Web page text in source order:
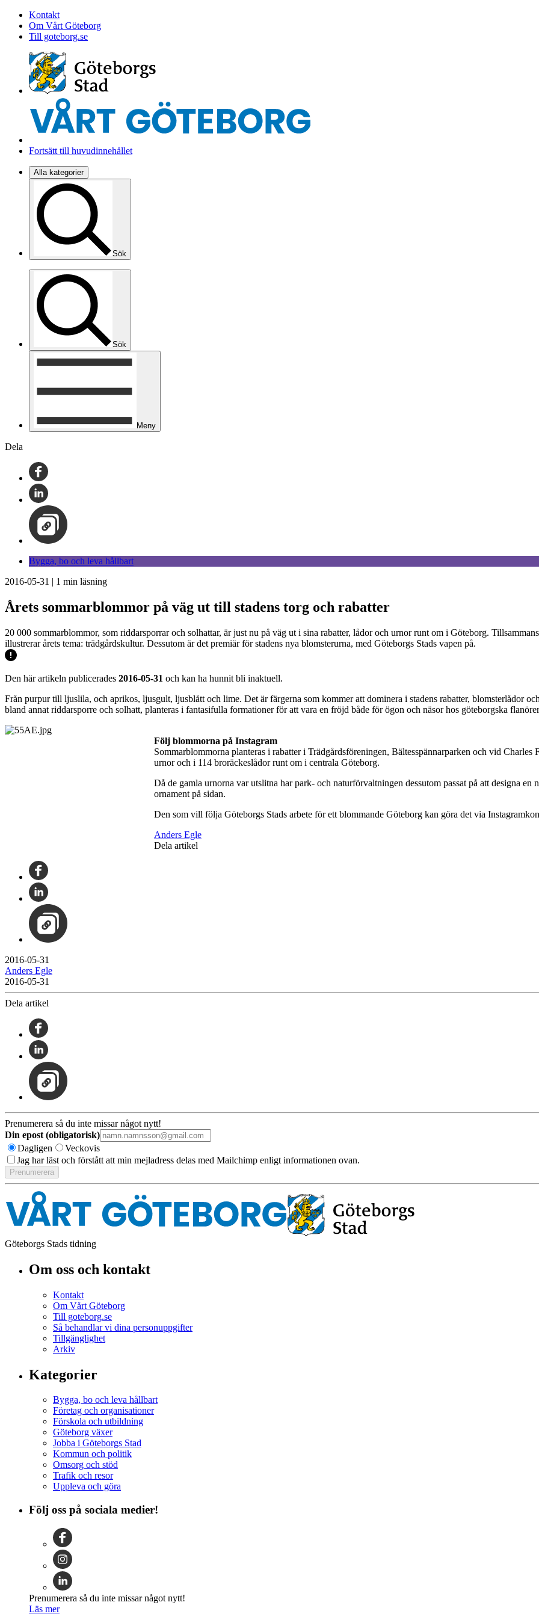
Kontakt
Om Vårt Göteborg
Till goteborg.se
Fortsätt till huvudinnehållet
Alla kategorier
Sök
Sök
Meny
Dela
Bygga, bo och leva hållbart
2016-05-31 | 1 min läsning
Årets sommarblommor på väg ut till stadens torg och rabatter
20 000 sommarblommor, som riddarsporrar och solhattar, är just nu på väg ut i sina rabatter, lådor och urnor runt om i Göteborg.
illustrerar årets tema: trädgårdskultur. Dessutom är det premiär för stadens nya blomsterurna, med Göteborgs Stads vapen på.
Den här artikeln publicerades 2016-05-31 och kan ha hunnit bli inaktuell.
Från purpur till ljuslila, och aprikos, ljusgult, ljusblått och lime. Det är färgerna som kommer att dominera i stadens rabatter, blomsterlådor
bland annat riddarsporre och solhatt, planteras i fantasifulla formationer för att vara en fröjd både för ögon och näsor hos göteborgska
Följ blommorna på Instagram
Sommarblommorna planteras i rabatter i Trädgårdsföreningen, Bältesspännarparken och vid
urnor och i 114 broräckeslådor runt om i centrala Göteborg.
Då de gamla urnorna var utslitna har park- och naturförvaltningen dessutom passat på att designa en
ornament på sidan.
Den som vill följa Göteborgs Stads arbete för ett blommande Göteborg kan göra det via
Anders Egle
Dela artikel
2016-05-31
Anders Egle
2016-05-31
Dela artikel
Prenumerera så du inte missar något nytt!
Din epost (obligatorisk)
Dagligen
Veckovis
Jag har läst och förstått att min mejladress delas med Mailchimp enligt informationen ovan.
Göteborgs Stads tidning
Om oss och kontakt
Kontakt
Om Vårt Göteborg
Till goteborg.se
Så behandlar vi dina personuppgifter
Tillgänglighet
Arkiv
Kategorier
Bygga, bo och leva hållbart
Företag och organisationer
Förskola och utbildning
Göteborg växer
Jobba i Göteborgs Stad
Kommun och politik
Omsorg och stöd
Trafik och resor
Uppleva och göra
Följ oss på sociala medier!
Prenumerera så du inte missar något nytt!
Läs mer